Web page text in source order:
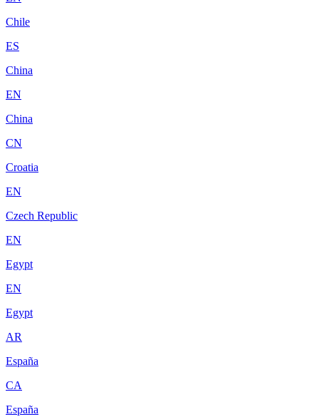
Chile
ES
China
EN
China
CN
Croatia
EN
Czech Republic
EN
Egypt
EN
Egypt
AR
España
CA
España